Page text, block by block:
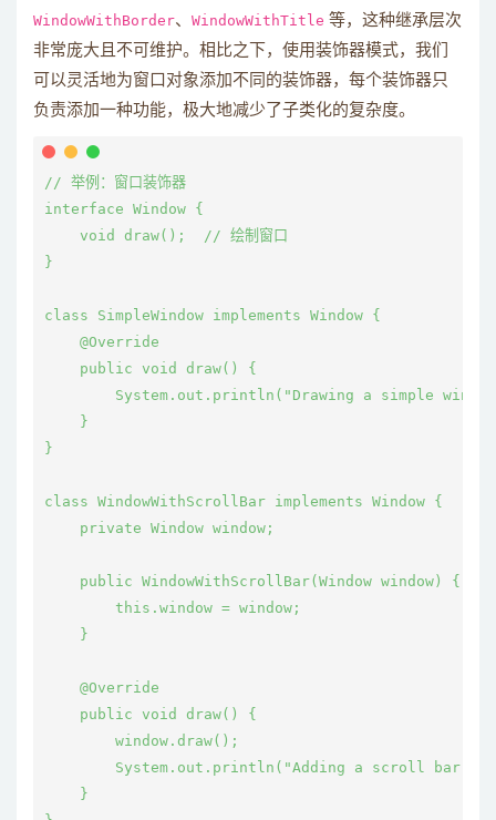
WindowWithBorder、 WindowWithTitle 等，这种继承层次
非常庞大且不可维护。相比之下，使用装饰器模式，我们
可以灵活地为窗口对象添加不同的装饰器，每个装饰器只
负责添加一种功能，极大地减少了子类化的复杂度。
// 举例：窗口装饰器
interface Window {
    void draw();  // 绘制窗口
}
class SimpleWindow implements Window {
    @Override
    public void draw() {
System.out.println("Drawing a simple
    }
}
class WindowWithScrollBar implements Window {
    private Window window;
    public WindowWithScrollBar(Window window) {
        this.window = window;
    }
    @Override
    public void draw() {
        window.draw();
        System.out.println("Adding a scroll bar.");
    }